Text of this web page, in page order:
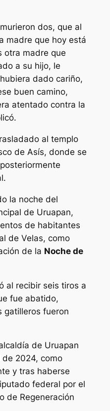
dos, que al
madre que hoy está
otra madre que
a su hijo, le
dado cariño,
buen camino,
atentado contra la
al templo
de Asís, donde se
la noche del
de Uruapan,
de habitantes
de Velas, como
de la Noche de
al recibir seis tiros a
fue abatido,
gatilleros fueron
de Uruapan
2024, como
y tras haberse
federal por el
de Regeneración